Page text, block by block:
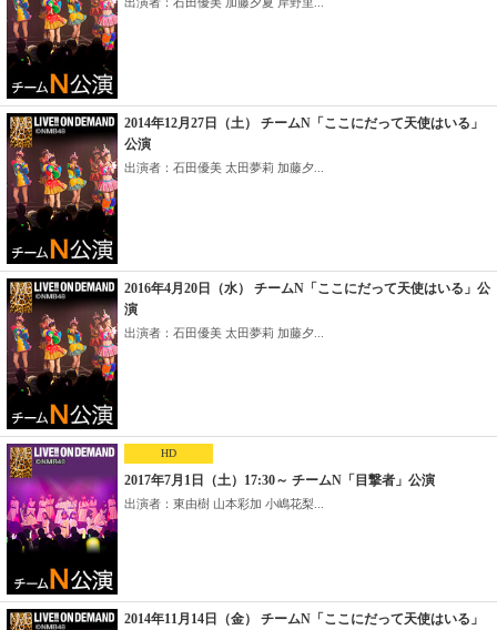
2014年12月27日（土） チームN「ここにだって天使はいる」
公演
出演者：石田優美 太田夢莉 加藤夕...
2016年4月20日（水） チームN「ここにだって天使はいる」公
演
出演者：石田優美 太田夢莉 加藤夕...
HD
2017年7月1日（土）17:30～ チームN「目撃者」公演
出演者：東由樹 山本彩加 小嶋花梨...
2014年11月14日（金） チームN「ここにだって天使はいる」